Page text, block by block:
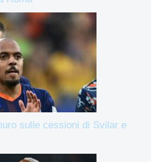
sulle cessioni di Svilar e